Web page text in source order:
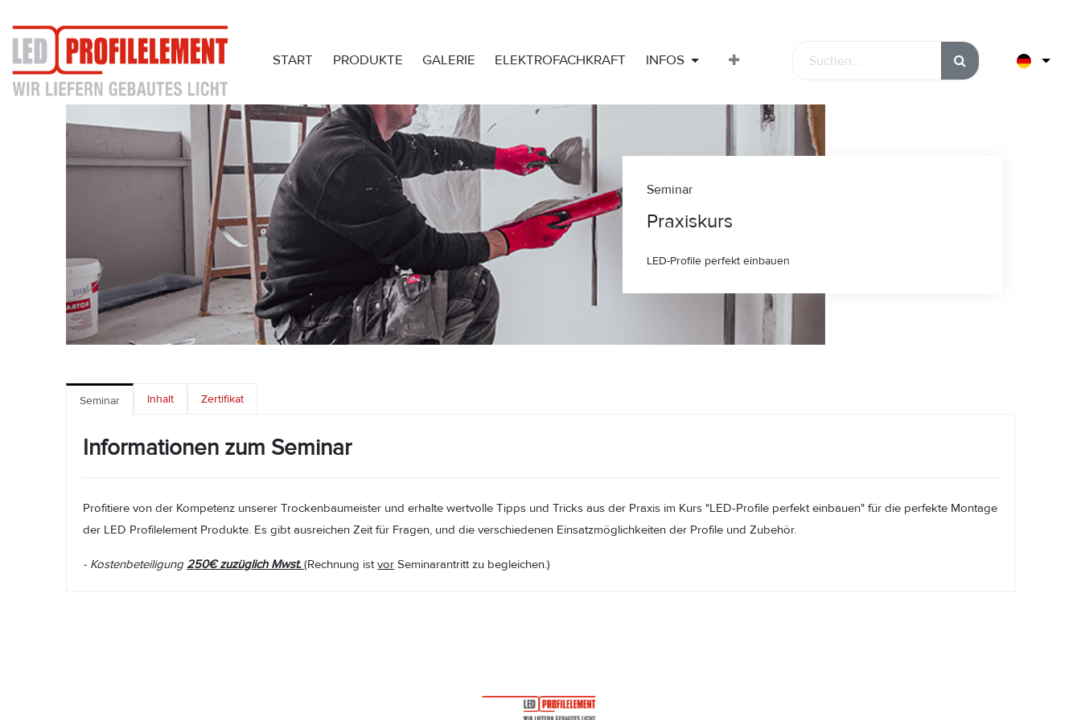
START PRODUKTE GALERIE ELEKTROFACHKRAFT INFOS
Seminar
Praxiskurs
LED-Profile perfekt einbauen
Seminar Inhalt Zertifikat
Informationen zum Seminar
Profitiere von der Kompetenz unserer Trockenbaumeister und erhalte wertvolle Tipps und Tricks aus der Praxis im Kurs "LED-Profile perfekt einbauen" für die perfekte Montage
der LED Profilelement Produkte. Es gibt ausreichen Zeit für Fragen, und die verschiedenen Einsatzmöglichkeiten der Profile und Zubehör.
- Kostenbeteiligung250€ zuzüglich Mwst.(Rechnung istvor Seminarantritt zu begleichen.)